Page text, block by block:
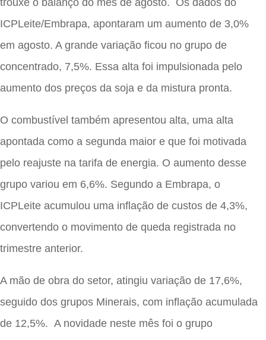
ICPLeite/Embrapa, apontaram um aumento de 3,0%
em agosto. A grande variação ficou no grupo de
concentrado, 7,5%. Essa alta foi impulsionada pelo
aumento dos preços da soja e da mistura pronta.
O combustível também apresentou alta, uma alta
apontada como a segunda maior e que foi motivada
pelo reajuste na tarifa de energia. O aumento desse
grupo variou em 6,6%. Segundo a Embrapa, o
ICPLeite acumulou uma inflação de custos de 4,3%,
convertendo o movimento de queda registrada no
trimestre anterior.
A mão de obra do setor, atingiu variação de 17,6%,
seguido dos grupos Minerais, com inflação acumulada
de 12,5%. A novidade neste mês foi o grupo